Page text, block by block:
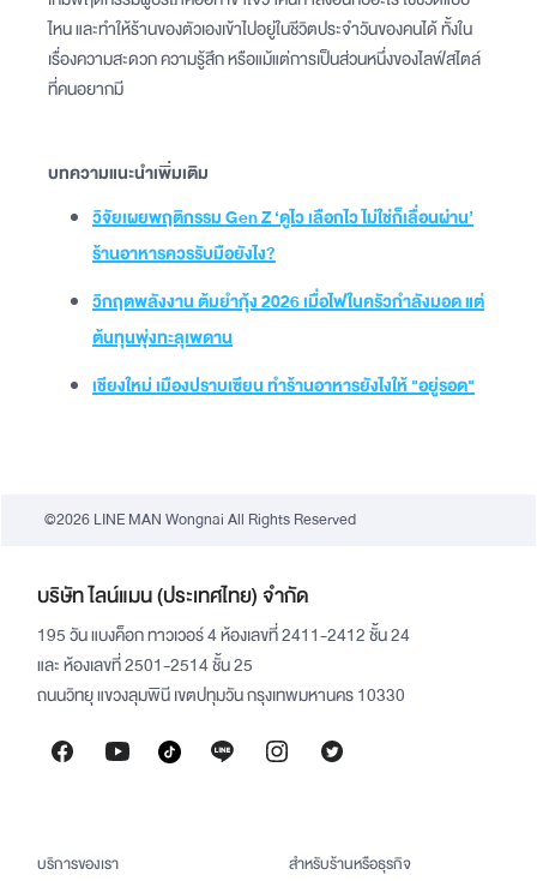
ไหน และทำให้ร้านของตัวเองเข้าไปอยู่ในชีวิตประจำวันของคนได้ ทั้งใน
เรื่องความสะดวก ความรู้สึก หรือแม้แต่การเป็นส่วนหนึ่งของไลฟ์สไตล์
ที่คนอยากมี
บทความแนะนำเพิ่มเติม
วิจัยเผยพฤติกรรม Gen Z ‘ดูไว เลือกไว ไม่ใช่ก็เลื่อนผ่าน’
ร้านอาหารควรรับมือยังไง?
วิกฤตพลังงาน ต้มยำกุ้ง 2026 เมื่อไฟในครัวกำลังมอด แต่
ต้นทุนพุ่งทะลุเพดาน
เชียงใหม่ เมืองปราบเซียน ทำร้านอาหารยังไงให้ "อยู่รอด"
©2026 LINE MAN Wongnai All Rights Reserved
บริษัท ไลน์แมน (ประเทศไทย) จำกัด
195 วัน แบงค็อก ทาวเวอร์ 4 ห้องเลขที่ 2411-2412 ชั้น 24
และ ห้องเลขที่ 2501-2514 ชั้น 25
ถนนวิทยุ แขวงลุมพินี เขตปทุมวัน กรุงเทพมหานคร 10330
บริการของเรา
สำหรับร้านหรือธุรกิจ